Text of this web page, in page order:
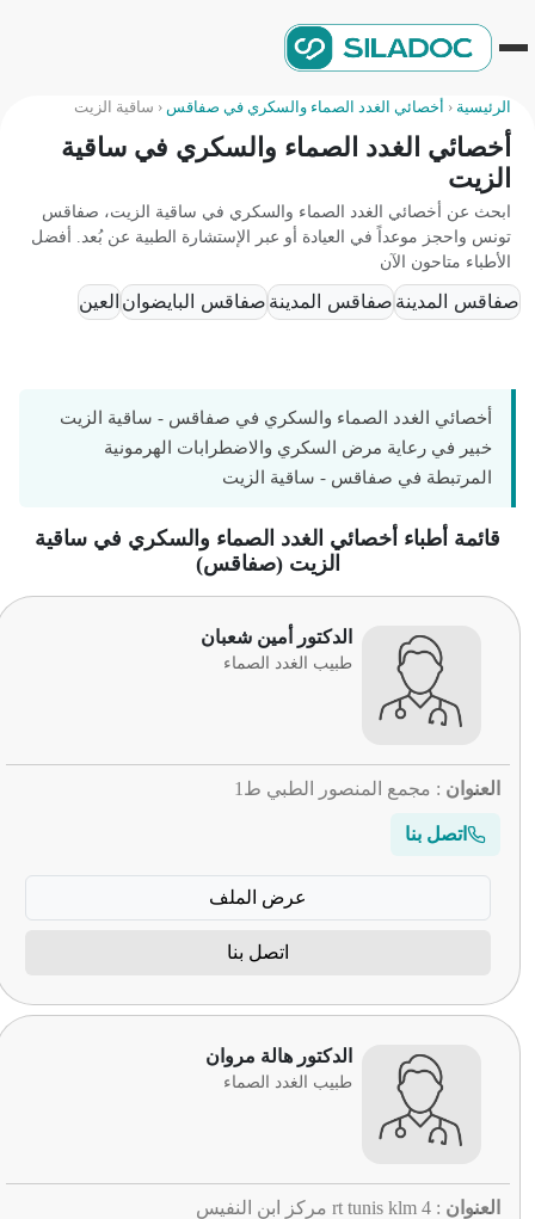
الرئيسية‹أخصائي الغدد الصماء والسكري في صفاقس‹ساقية الزيت
أخصائي الغدد الصماء والسكري في ساقية
الزيت
ابحث عن أخصائي الغدد الصماء والسكري في ساقية الزيت، صفاقس
تونس واحجز موعداً في العيادة أو عبر الإستشارة الطبية عن بُعد. أفضل
الأطباء متاحون الآن
صفاقس المدينةصفاقس المدينةصفاقس البايضوان العين
أخصائي الغدد الصماء والسكري في صفاقس - ساقية الزيت
خبير في رعاية مرض السكري والاضطرابات الهرمونية
المرتبطة في صفاقس - ساقية الزيت
قائمة أطباء أخصائي الغدد الصماء والسكري في ساقية
الزيت (صفاقس)
الدكتور أمين شعبان
طبيب الغدد الصماء
العنوان : مجمع المنصور الطبي ط1
اتصل بنا
عرض الملف
اتصل بنا
الدكتور هالة مروان
طبيب الغدد الصماء
العنوان : rt tunis klm 4 مركز ابن النفيس